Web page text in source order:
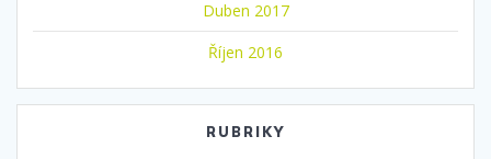
Duben 2017
Říjen 2016
RUBRIKY